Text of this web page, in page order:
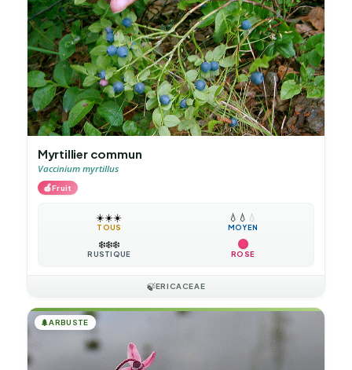
Myrtillier commun
Vaccinium myrtillus
🍎Fruit
☀️☀️☀️
TOUS
💧 💧 💧
MOYEN
❄️❄️❄️
RUSTIQUE ROSE
🍃ERICACEAE
🌲ARBUSTE